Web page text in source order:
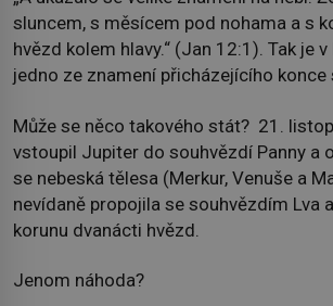
sluncem, s měsícem pod nohama a s
hvězd kolem hlavy.“ (Jan 12:1). Tak je
jedno ze znamení přicházejícího konce
Může se něco takového stát? 21.
vstoupil Jupiter do souhvězdí Panny a
se nebeská tělesa (Merkur, Venuše a
nevídaně propojila se souhvězdím Lva
korunu dvanácti hvězd.
Jenom náhoda?